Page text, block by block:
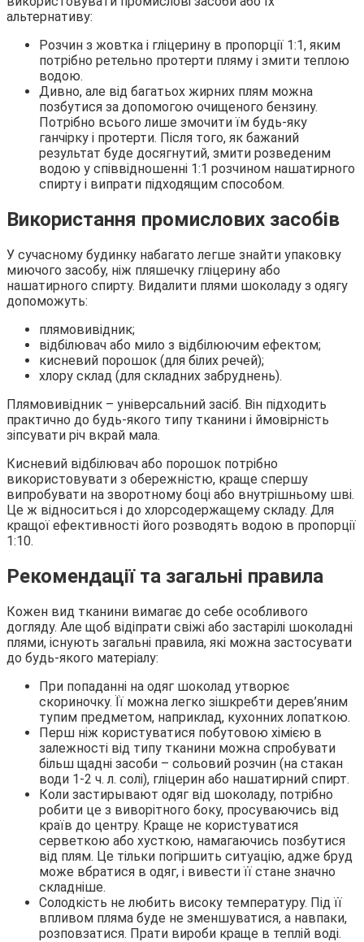
альтернативу:
Розчин з жовтка і гліцерину в пропорції 1:1, яким
потрібно ретельно протерти пляму і змити теплою
водою.
Дивно, але від багатьох жирних плям можна
позбутися за допомогою очищеного бензину.
Потрібно всього лише змочити їм будь-яку
ганчірку і протерти. Після того, як бажаний
результат буде досягнутий, змити розведеним
водою у співвідношенні 1:1 розчином нашатирного
спирту і випрати підходящим способом.
Використання промислових засобів
У сучасному будинку набагато легше знайти упаковку
миючого засобу, ніж пляшечку гліцерину або
нашатирного спирту. Видалити плями шоколаду з одягу
допоможуть:
плямовивідник;
відбілювач або мило з відбілюючим ефектом;
кисневий порошок (для білих речей);
хлору склад (для складних забруднень).
Плямовивідник – універсальний засіб. Він підходить
практично до будь-якого типу тканини і ймовірність
зіпсувати річ вкрай мала.
Кисневий відбілювач або порошок потрібно
використовувати з обережністю, краще спершу
випробувати на зворотному боці або внутрішньому шві.
Це ж відноситься і до хлорсодержащему складу. Для
кращої ефективності його розводять водою в пропорції
1:10.
Рекомендації та загальні правила
Кожен вид тканини вимагає до себе особливого
догляду. Але щоб відіпрати свіжі або застарілі шоколадні
плями, існують загальні правила, які можна застосувати
до будь-якого матеріалу:
При попаданні на одяг шоколад утворює
скориночку. Її можна легко зішкребти дерев’яним
тупим предметом, наприклад, кухонних лопаткою.
Перш ніж користуватися побутовою хімією в
залежності від типу тканини можна спробувати
більш щадні засоби – сольовий розчин (на стакан
води 1-2 ч. л. солі), гліцерин або нашатирний спирт.
Коли застирывают одяг від шоколаду, потрібно
робити це з виворітного боку, просуваючись від
країв до центру. Краще не користуватися
серветкою або хусткою, намагаючись позбутися
від плям. Це тільки погіршить ситуацію, адже бруд
може вбратися в одяг, і вивести її стане значно
складніше.
Солодкість не любить високу температуру. Під її
впливом пляма буде не зменшуватися, а навпаки,
розповзатися. Прати вироби краще в теплій воді.